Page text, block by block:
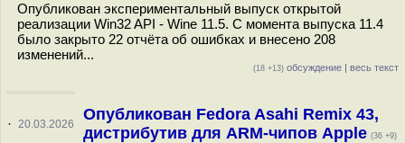
Опубликован экспериментальный выпуск открытой
реализации Win32 API - Wine 11.5. С момента выпуска 11.4
было закрыто 22 отчёта об ошибках и внесено 208
изменений...
(18 +13) обсуждение | весь текст
· 20.03.2026
Опубликован Fedora Asahi Remix 43,
дистрибутив для ARM-чипов Apple (36 +9)